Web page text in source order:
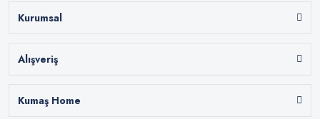
Kurumsal
Alışveriş
Kumaş Home